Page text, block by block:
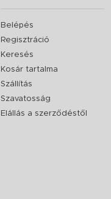
Belépés
Regisztráció
Keresés
Kosár tartalma
Szállítás
Szavatosság
Elállás a szerződéstől